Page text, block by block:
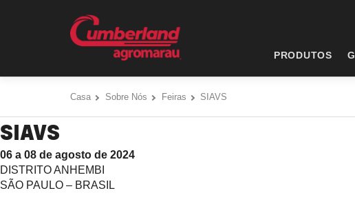
PRODUTOS
Casa Sobre Nós Feiras SIAVS
SIAVS
06 a 08 de agosto de 2024
DISTRITO ANHEMBI
SÃO PAULO – BRASIL